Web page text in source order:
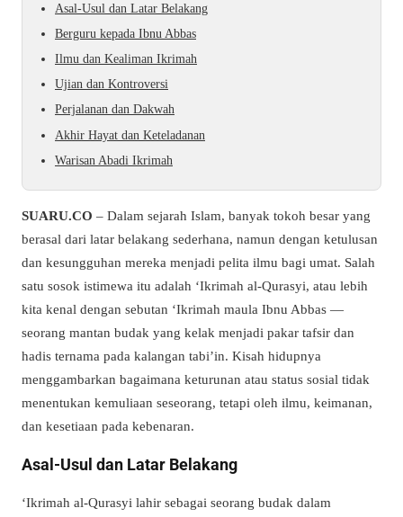
Asal-Usul dan Latar Belakang
Berguru kepada Ibnu Abbas
Ilmu dan Kealiman Ikrimah
Ujian dan Kontroversi
Perjalanan dan Dakwah
Akhir Hayat dan Keteladanan
Warisan Abadi Ikrimah
SUARU.CO – Dalam sejarah Islam, banyak tokoh besar yang
berasal dari latar belakang sederhana, namun dengan ketulusan
dan kesungguhan mereka menjadi pelita ilmu bagi umat. Salah
satu sosok istimewa itu adalah ‘Ikrimah al-Qurasyi, atau lebih
kita kenal dengan sebutan ‘Ikrimah maula Ibnu Abbas —
seorang mantan budak yang kelak menjadi pakar tafsir dan
hadis ternama pada kalangan tabi’in. Kisah hidupnya
menggambarkan bagaimana keturunan atau status sosial tidak
menentukan kemuliaan seseorang, tetapi oleh ilmu, keimanan,
dan kesetiaan pada kebenaran.
Asal-Usul dan Latar Belakang
‘Ikrimah al-Qurasyi lahir sebagai seorang budak dalam